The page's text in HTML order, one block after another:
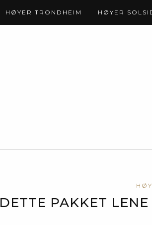
HØYER TRONDHEIM HØYER
DETTE PAKKET